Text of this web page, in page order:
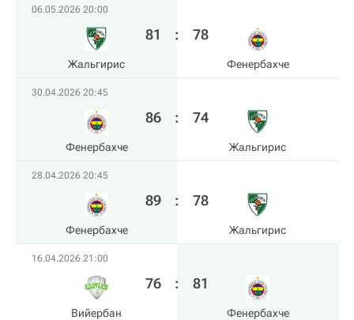
06.05.2026 20:00
Жальгирис
81 : 78
Фенербахче
30.04.2026 20:45
Фенербахче
86 : 74
Жальгирис
28.04.2026 20:45
Фенербахче
89 : 78
Жальгирис
16.04.2026 21:00
Вийербан
76 : 81
Фенербахче